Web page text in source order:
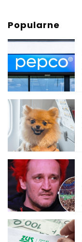
Popularne